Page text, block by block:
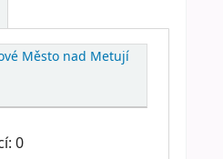
Město nad Metují
0